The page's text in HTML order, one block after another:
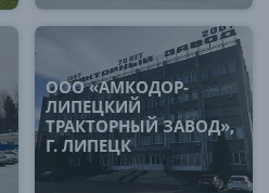
ООО «АМКОДОР-
ЛИПЕЦКИЙ
ТРАКТОРНЫЙ ЗАВОД»,
Г. ЛИПЕЦК